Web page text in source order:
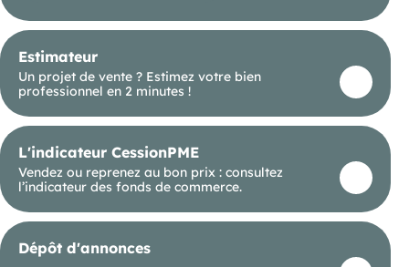
Estimateur
Un projet de vente ? Estimez votre bien
professionnel en 2 minutes !
L'indicateur CessionPME
Vendez ou reprenez au bon prix : consultez
l’indicateur des fonds de commerce.
Dépôt d'annonces